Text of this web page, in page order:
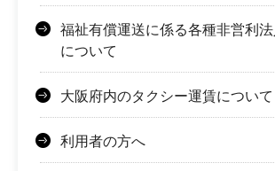
福祉有償運送に係る各種非営利
について
大阪府内のタクシー運賃について
利用者の方へ